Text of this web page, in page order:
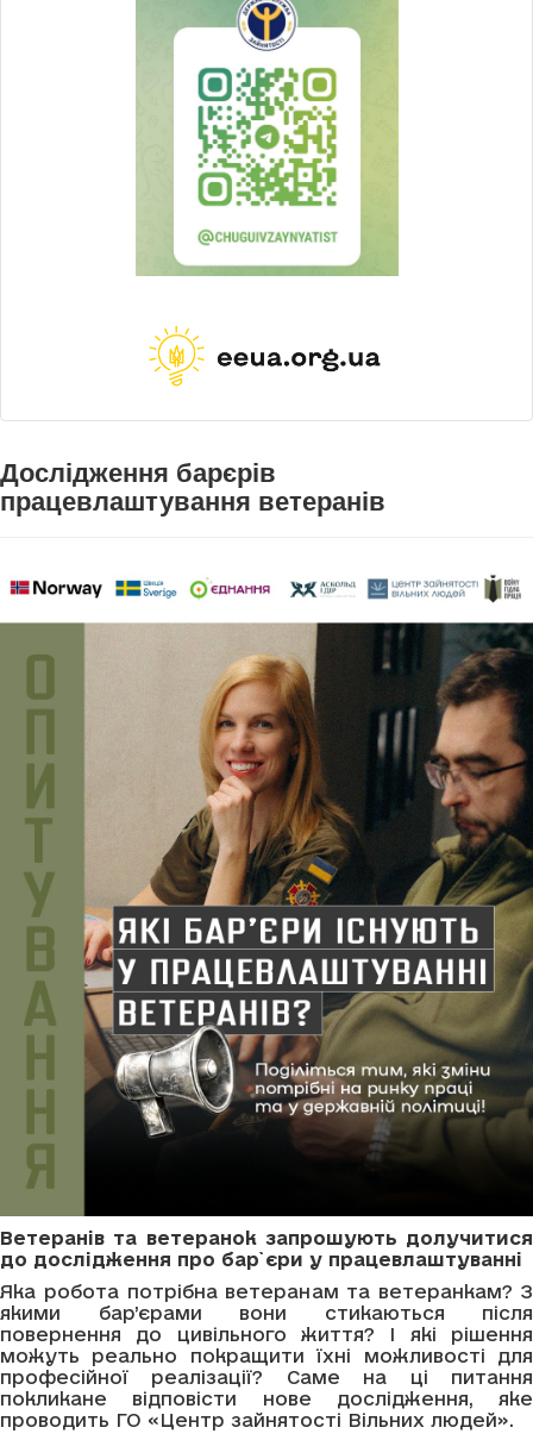
Дослідження барєрів
працевлаштування ветеранів
Ветеранів та ветеранок запрошують долучитися
до дослідження про бар`єри у працевлаштуванні
Яка робота потрібна ветеранам та ветеранкам? З
якими бар’єрами вони стикаються після
повернення до цивільного життя? І які рішення
можуть реально покращити їхні можливості для
професійної реалізації? Саме на ці питання
покликане відповісти нове дослідження, яке
проводить ГО «Центр зайнятості Вільних людей».